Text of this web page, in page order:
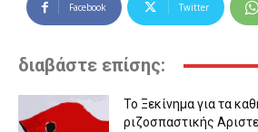
Facebook Twitter
διαβάστε επίσης:
Το Ξεκίνημα για τα
ριζοσπαστικής